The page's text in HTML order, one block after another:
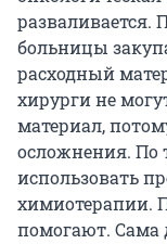
разваливается.
больницы
расходный
хирурги не
материал,
осложнения. По
использовать
химиотерапии.
помогают. Сама